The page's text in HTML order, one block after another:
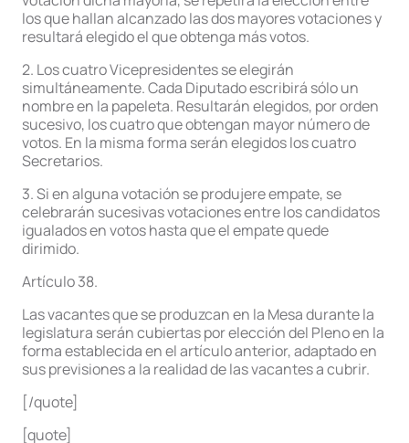
los que hallan alcanzado las dos mayores votaciones y
resultará elegido el que obtenga más votos.
2. Los cuatro Vicepresidentes se elegirán
simultáneamente. Cada Diputado escribirá sólo un
nombre en la papeleta. Resultarán elegidos, por orden
sucesivo, los cuatro que obtengan mayor número de
votos. En la misma forma serán elegidos los cuatro
Secretarios.
3. Si en alguna votación se produjere empate, se
celebrarán sucesivas votaciones entre los candidatos
igualados en votos hasta que el empate quede
dirimido.
Artículo 38.
Las vacantes que se produzcan en la Mesa durante la
legislatura serán cubiertas por elección del Pleno en la
forma establecida en el artículo anterior, adaptado en
sus previsiones a la realidad de las vacantes a cubrir.
[/quote]
[quote]